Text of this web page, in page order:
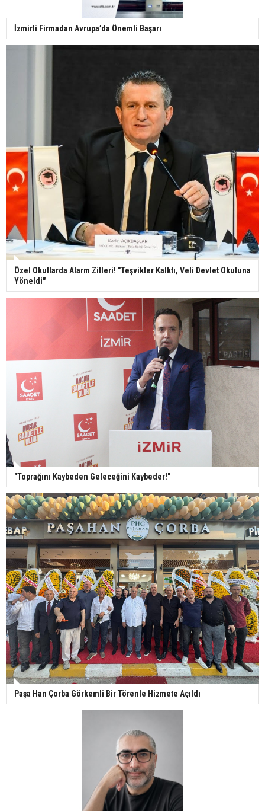
İzmirli Firmadan Avrupa’da Önemli Başarı
Özel Okullarda Alarm Zilleri! "Teşvikler Kalktı, Veli Devlet Okuluna
Yöneldi"
"Toprağını Kaybeden Geleceğini Kaybeder!"
Paşa Han Çorba Görkemli Bir Törenle Hizmete Açıldı